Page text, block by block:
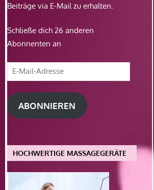
Beiträge via E-Mail zu erhalten.
Schließe dich 26 anderen
Abonnenten an
E-
Mail-
Adresse
ABONNIEREN
HOCHWERTIGE MASSAGEGERÄTE